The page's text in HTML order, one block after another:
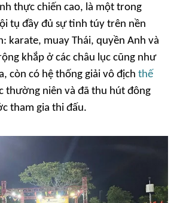
thực chiến cao, là một trong
tụ đầy đủ sự tinh túy trên nền
karate, muay Thái, quyền Anh và
khắp ở các châu lục cũng như
còn có hệ thống giải vô địch thế
thường niên và đã thu hút đông
tham gia thi đấu.